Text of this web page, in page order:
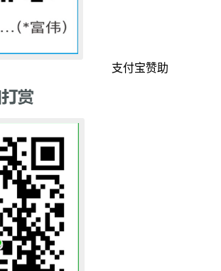
支付宝赞助